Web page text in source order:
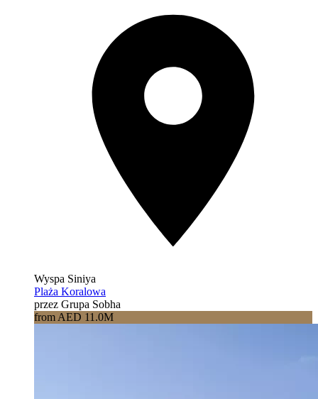
Wyspa Siniya
Plaża Koralowa
przez Grupa Sobha
from AED 11.0M